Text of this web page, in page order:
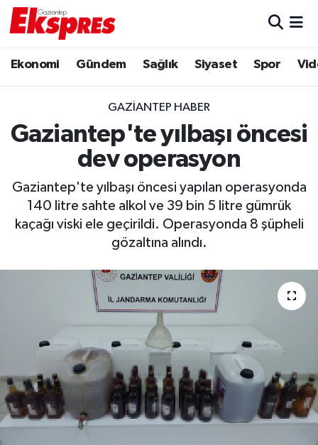
Ekonomi Gündem Sağlık Siyaset Spor
GAZIANTEP HABER
Gaziantep'te yılbaşı öncesi
dev operasyon
Gaziantep'te yılbaşı öncesi yapılan operasyonda
140 litre sahte alkol ve 39 bin 5 litre gümrük
kaçağı viski ele geçirildi. Operasyonda 8 şüpheli
gözaltına alındı.
Ekonomi
Gaziantep son dakika
Gündem
Haberler
Kültür Sanat
Müzik
Piyasa
Resmi İlanlar
Trafik Durumu
Puan Durumu ve Fikstür
Tüm Manşetler
Son Dakika Haberleri
Haber Arşivi